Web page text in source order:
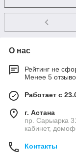
О нас
Рейтинг не
Менее 5
Работает с
г. Астана
пр. Сарыарка
кабинет,
Контакты